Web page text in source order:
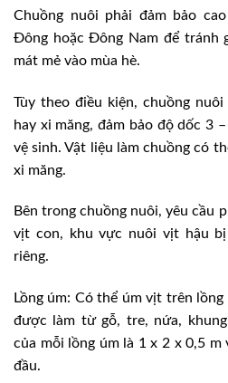
Chuồng nuôi phải đảm bảo
Ðông hoặc Ðông Nam để tránh
mát mẻ vào mùa hè.
Tùy theo điều kiện, chuồng
hay xi măng, đảm bảo độ dốc 3
vệ sinh. Vật liệu làm chuồng có
xi măng.
Bên trong chuồng nuôi, yêu cầu
vịt con, khu vực nuôi vịt hậu
riêng.
Lồng úm: Có thể úm vịt trên
được làm từ gỗ, tre, nứa,
của mỗi lồng úm là 1 x 2 x 0,5
đầu.